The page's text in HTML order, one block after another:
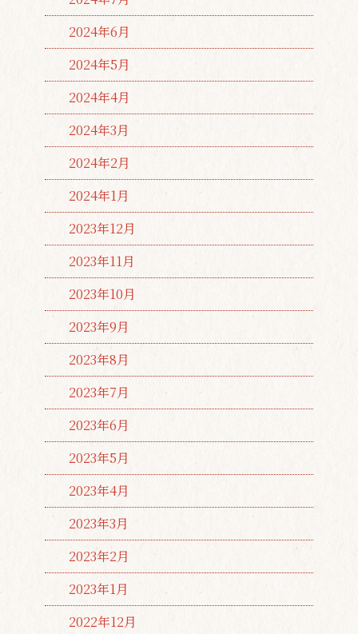
2024年6月
2024年5月
2024年4月
2024年3月
2024年2月
2024年1月
2023年12月
2023年11月
2023年10月
2023年9月
2023年8月
2023年7月
2023年6月
2023年5月
2023年4月
2023年3月
2023年2月
2023年1月
2022年12月